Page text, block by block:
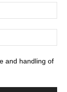
and handling of